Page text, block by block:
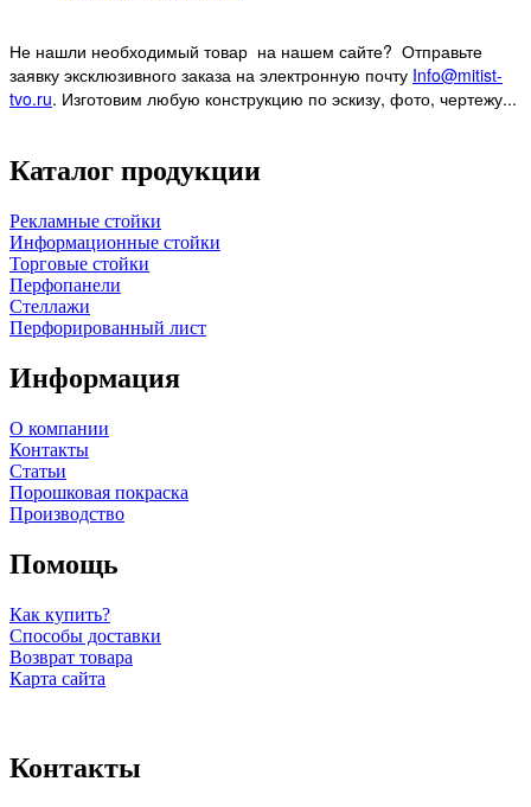
Не нашли необходимый товар на нашем сайте? Отправьте
заявку эксклюзивного заказа на электронную почту Info@mitist-
tvo.ru. Изготовим любую конструкцию по эскизу, фото, чертежу...
Каталог продукции
Рекламные стойки
Информационные стойки
Торговые стойки
Перфопанели
Стеллажи
Перфорированный лист
Информация
О компании
Контакты
Статьи
Порошковая покраска
Производство
Помощь
Как купить?
Способы доставки
Возврат товара
Карта сайта
Контакты